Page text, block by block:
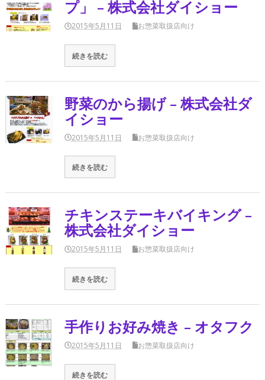
プ」 – 株式会社ダイショー
2015年5月11日 お惣菜取扱店向け
続きを読む
野菜のから揚げ – 株式会社ダ
イショー
2015年5月11日 お惣菜取扱店向け
続きを読む
チキンステーキバイキング –
株式会社ダイショー
2015年5月11日 お惣菜取扱店向け
続きを読む
手作りお好み焼き – オタフク
2015年5月11日 お惣菜取扱店向け
続きを読む